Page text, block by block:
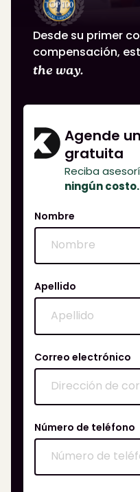
Desde su primer
compensación,
the way.
Agende
gratuita
Reciba
ningún costo.
Nombre
Apellido
Correo electrónico
Número de teléfono